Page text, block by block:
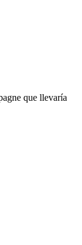
que llevaría